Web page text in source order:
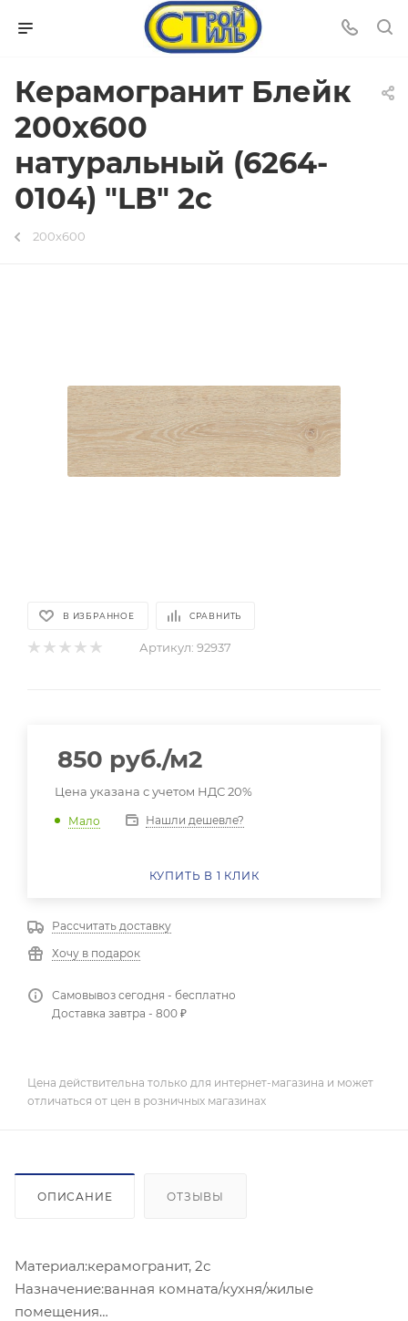
Керамогранит Блейк
200х600
натуральный (6264-
0104) "LB" 2с
200х600
В ИЗБРАННОЕ СРАВНИТЬ
Артикул: 92937
850 руб./м2
Цена указана с учетом НДС 20%
Мало Нашли дешевле?
КУПИТЬ В 1 КЛИК
Рассчитать доставку
Хочу в подарок
Самовывоз сегодня - бесплатно
Доставка завтра - 800 ₽
Цена действительна только для интернет-магазина и может
отличаться от цен в розничных магазинах
ОПИСАНИЕ ОТЗЫВЫ
Материал:керамогранит, 2с
Назначение:ванная комната/кухня/жилые
помещения